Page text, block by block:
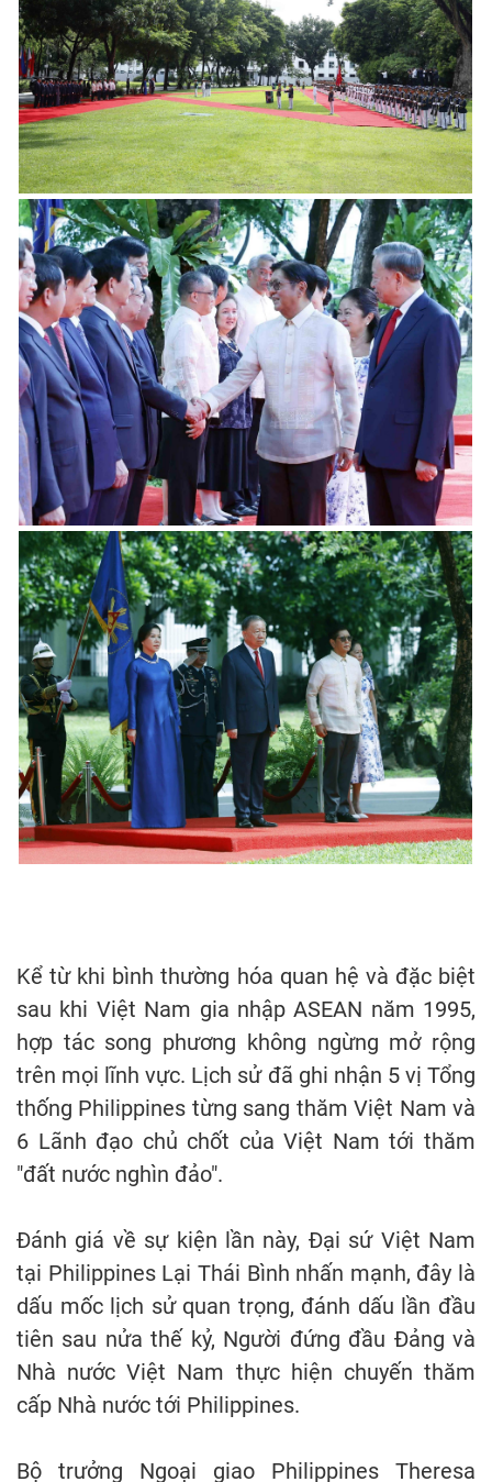
Kể từ khi bình thường hóa quan hệ và đặc biệt
sau khi Việt Nam gia nhập ASEAN năm 1995,
hợp tác song phương không ngừng mở rộng
trên mọi lĩnh vực. Lịch sử đã ghi nhận 5 vị Tổng
thống Philippines từng sang thăm Việt Nam và
6 Lãnh đạo chủ chốt của Việt Nam tới thăm
"đất nước nghìn đảo".
Đánh giá về sự kiện lần này, Đại sứ Việt Nam
tại Philippines Lại Thái Bình nhấn mạnh, đây là
dấu mốc lịch sử quan trọng, đánh dấu lần đầu
tiên sau nửa thế kỷ, Người đứng đầu Đảng và
Nhà nước Việt Nam thực hiện chuyến thăm
cấp Nhà nước tới Philippines.
Bộ trưởng Ngoại giao Philippines Theresa